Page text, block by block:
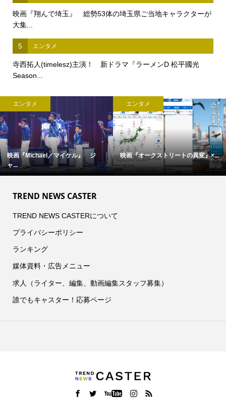
映画『翔んで埼玉』 総勢53体の埼玉県ご当地キャラクターが
大集...
5 エンタメ
寺西拓人(timelesz)主演！ 新ドラマ『ラーメンD 松平國光
Season...
エンタメ
映画『Michael／マイケル』 ジ
ャ...
エンタメ
映画『オークストリートの異変』×...
TREND NEWS CASTER
TREND NEWS CASTERについて
プライバシーポリシー
ランキング
媒体資料・広告メニュー
求人（ライター、編集、動画編集スタッフ募集）
誰でもキャスター！応募ページ